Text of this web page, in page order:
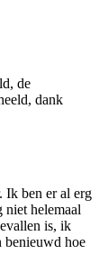
de
dank
Ik ben er al erg
niet helemaal
is, ik
benieuwd hoe